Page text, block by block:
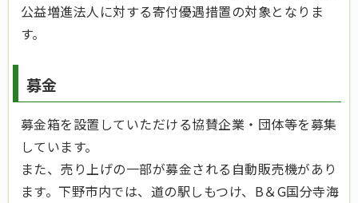
公益増進法人に対する寄付優遇措置の対象となりま
す。
募金
募金箱を設置していただける協賛企業・団体等を募集
しています。
また、売り上げの一部が募金される自動販売機があり
ます。下野市内では、道の駅しもつけ、B＆G国分寺海